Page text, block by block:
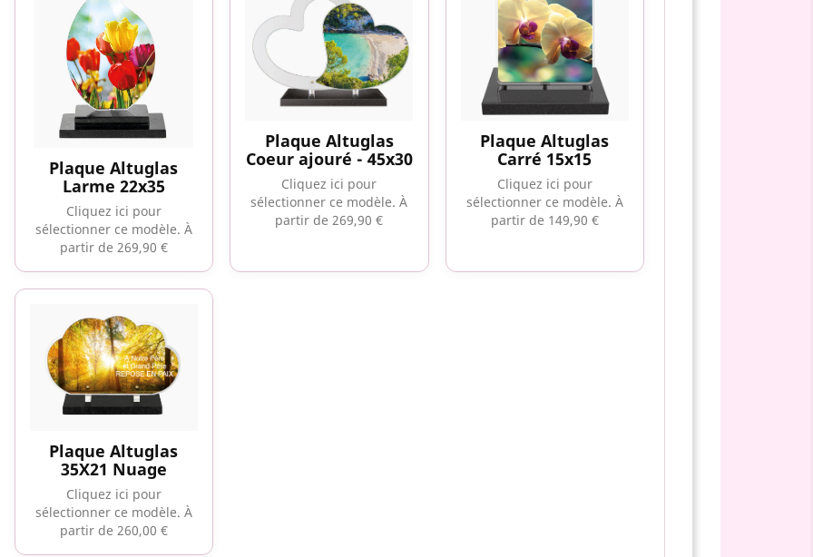
Plaque Altuglas
Larme 22x35
Cliquez ici pour
sélectionner ce modèle. À
partir de 269,90 €
Plaque Altuglas
Coeur ajouré - 45x30
Cliquez ici pour
sélectionner ce modèle. À
partir de 269,90 €
Plaque Altuglas
Carré 15x15
Cliquez ici pour
sélectionner ce modèle. À
partir de 149,90 €
Plaque Altuglas
35X21 Nuage
Cliquez ici pour
sélectionner ce modèle. À
partir de 260,00 €